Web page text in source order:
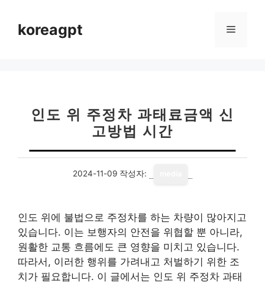
koreagpt 메
인도 위 주정차 과태료금액 신
고방법 시간
2024-11-09 작성자:
인도 위에 불법으로 주정차를 하는 차량이 많아지고
있습니다. 이는 보행자의 안전을 위협할 뿐 아니라,
원활한 교통 흐름에도 큰 영향을 미치고 있습니다.
따라서, 이러한 행위를 가려내고 처벌하기 위한 조
치가 필요합니다. 이 글에서는 인도 위 주정차 과태